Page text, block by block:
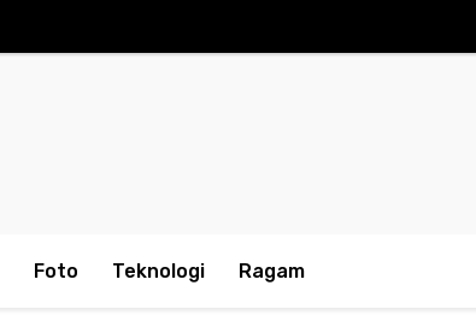
Foto Teknologi Ragam